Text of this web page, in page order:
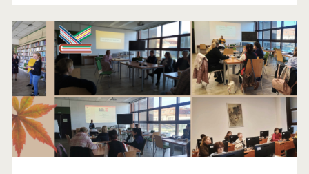
kistérségi
találkozón
o
k